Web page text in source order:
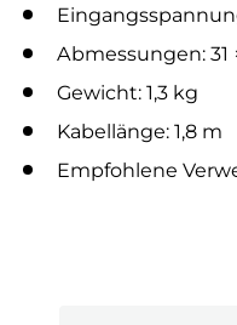
Abmessungen: 31
Gewicht: 1,3 kg
Kabellänge: 1,8 m
Empfohlene